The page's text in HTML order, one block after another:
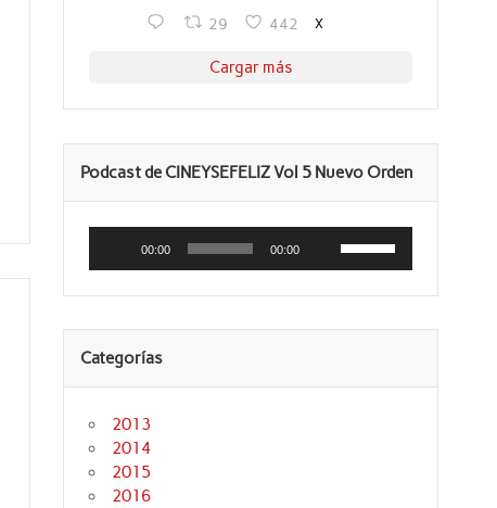
29 442 X
Cargar más
Podcast de CINEYSEFELIZ Vol 5 Nuevo Orden
Reproductor
audio
00:00 00:00
las
teclas
flecha
para
Categorías
2013
2014
2015
2016